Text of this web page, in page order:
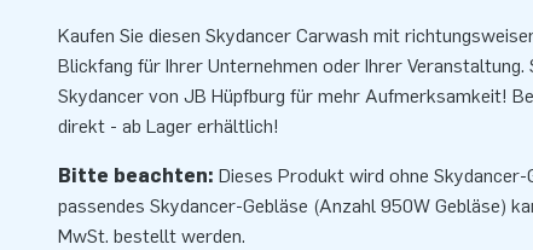
Kaufen Sie diesen Skydancer Carwash mit
Blickfang für Ihrer Unternehmen oder Ihrer Veranstaltung.
Skydancer von JB Hüpfburg für mehr Aufmerksamkeit!
direkt - ab Lager erhältlich!
Bitte beachten: Dieses Produkt wird ohne Skydancer-
passendes Skydancer-Gebläse (Anzahl 950W Gebläse)
MwSt. bestellt werden.